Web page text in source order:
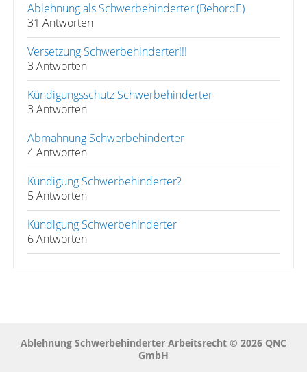
Ablehnung als Schwerbehinderter (BehördE)
31 Antworten
Versetzung Schwerbehinderter!!!
3 Antworten
Kündigungsschutz Schwerbehinderter
3 Antworten
Abmahnung Schwerbehinderter
4 Antworten
Kündigung Schwerbehinderter?
5 Antworten
Kündigung Schwerbehinderter
6 Antworten
Ablehnung Schwerbehinderter Arbeitsrecht © 2026 QNC
GmbH